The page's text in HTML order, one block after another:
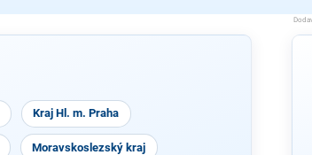
Kraj Hl. m. Praha
Moravskoslezský kraj